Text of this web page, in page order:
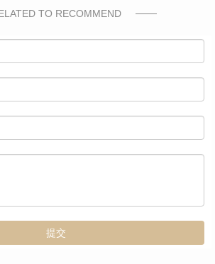
TO RECOMMEND
提交